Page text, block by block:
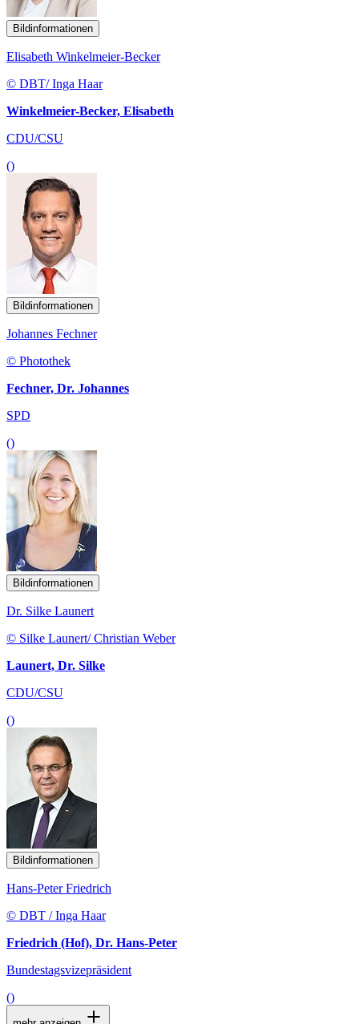
Bildinformationen
Elisabeth Winkelmeier-Becker
© DBT/ Inga Haar
Winkelmeier-Becker, Elisabeth
CDU/CSU
()
Bildinformationen
Johannes Fechner
© Photothek
Fechner, Dr. Johannes
SPD
()
Bildinformationen
Dr. Silke Launert
© Silke Launert/ Christian Weber
Launert, Dr. Silke
CDU/CSU
()
Bildinformationen
Hans-Peter Friedrich
© DBT / Inga Haar
Friedrich (Hof), Dr. Hans-Peter
Bundestagsvizepräsident
()